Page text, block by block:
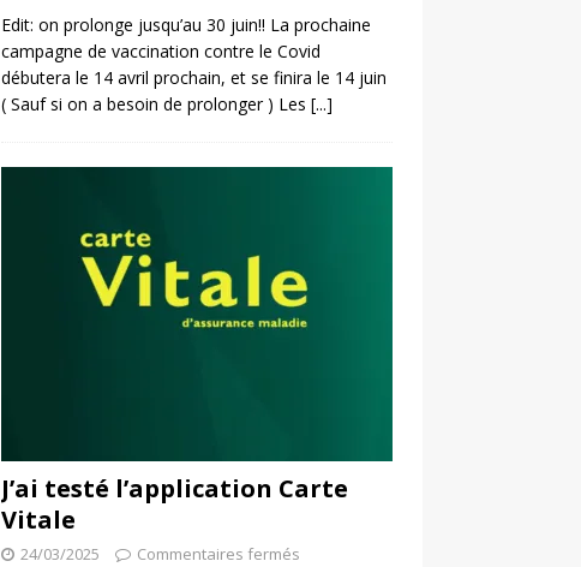
Edit: on prolonge jusqu’au 30 juin!! La prochaine
campagne de vaccination contre le Covid
débutera le 14 avril prochain, et se finira le 14 juin
( Sauf si on a besoin de prolonger ) Les [...]
J’ai testé l’application Carte
Vitale
24/03/2025 Commentaires fermés